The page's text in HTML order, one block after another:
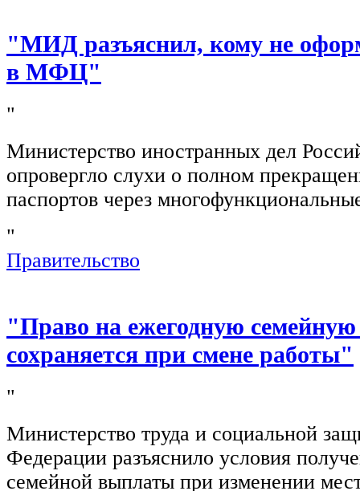
"МИД разъяснил, кому не
в МФЦ"
"
Министерство иностранных дел
опровергло слухи о полном
паспортов через
"
Правительство
"Право на ежегодную
сохраняется при смене работы"
"
Министерство труда и социальной
Федерации разъяснило условия
семейной выплаты при изменении